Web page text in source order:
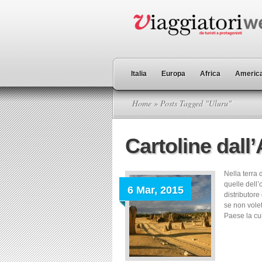
Italia Europa Africa
Home » Posts Tagged "Uluru"
Cartoline
6 Mar, 2015
Nella terra
quelle
distributore
se non
Paese la